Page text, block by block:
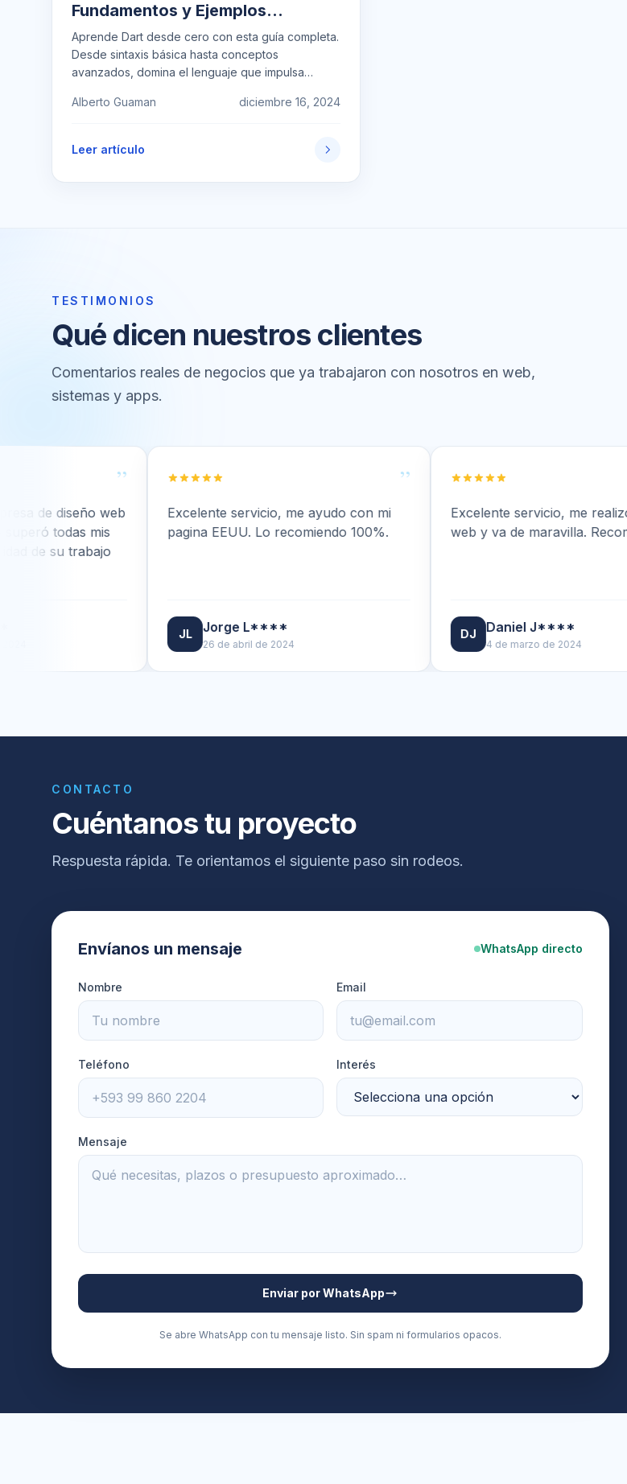
Fundamentos y Ejemplos
Prácticos
Aprende Dart desde cero con esta guía completa.
Desde sintaxis básica hasta conceptos
avanzados, domina el lenguaje que impulsa
Alberto Guaman
diciembre 16, 2024
Leer artículo
TESTIMONIOS
Qué dicen nuestros clientes
Comentarios reales de negocios que ya trabajaron con nosotros en web,
sistemas y apps.
web
mis
trabajo
Excelente servicio, me ayudo con mi
pagina EEUU. Lo recomiendo 100%.
Jorge L****
26 de abril de 2024
Excelente servicio, me realizo la pagina
web y va de maravilla. Recomendable.
Daniel J****
4 de marzo de 2024
CONTACTO
Cuéntanos tu proyecto
Respuesta rápida. Te orientamos el siguiente paso sin rodeos.
Envíanos un mensaje WhatsApp directo
Nombre Email
Teléfono Interés
Mensaje
Enviar por WhatsApp
Se abre WhatsApp con tu mensaje listo. Sin spam ni formularios opacos.